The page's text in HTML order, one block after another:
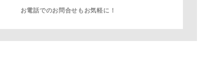
お電話でのお問合せもお気軽に！